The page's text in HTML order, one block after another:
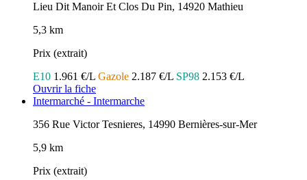
Lieu Dit Manoir Et Clos Du Pin, 14920 Mathieu
5,3 km
Prix (extrait)
E10 1.961 €/L Gazole 2.187 €/L SP98 2.153 €/L
Ouvrir la fiche
Intermarché - Intermarche
356 Rue Victor Tesnieres, 14990 Bernières-sur-Mer
5,9 km
Prix (extrait)